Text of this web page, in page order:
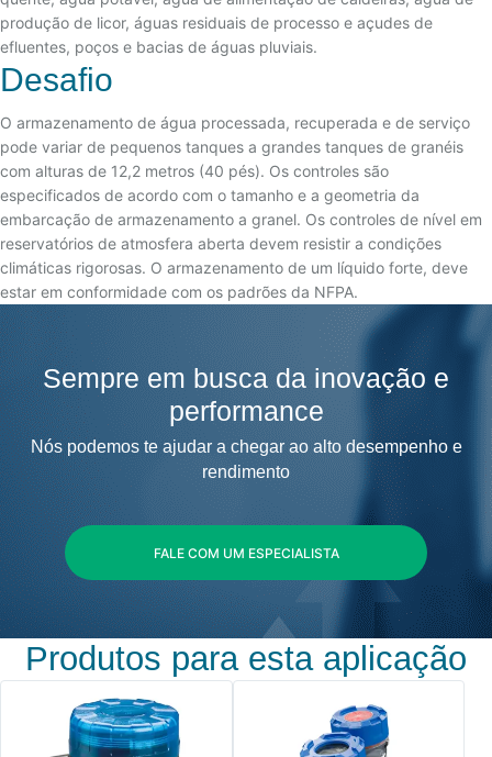
produção de licor, águas residuais de processo e açudes de
efluentes, poços e bacias de águas pluviais.
Desafio
O armazenamento de água processada, recuperada e de serviço
pode variar de pequenos tanques a grandes tanques de granéis
com alturas de 12,2 metros (40 pés). Os controles são
especificados de acordo com o tamanho e a geometria da
embarcação de armazenamento a granel. Os controles de nível em
reservatórios de atmosfera aberta devem resistir a condições
climáticas rigorosas. O armazenamento de um líquido forte, deve
estar em conformidade com os padrões da NFPA.
Sempre em busca da inovação e
performance
Nós podemos te ajudar a chegar ao alto desempenho e
rendimento
FALE COM UM ESPECIALISTA
Produtos para esta aplicação